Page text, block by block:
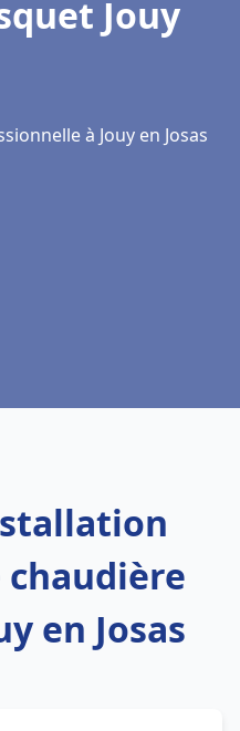
Jouy
à Jouy en Josas
chaudière
en Josas